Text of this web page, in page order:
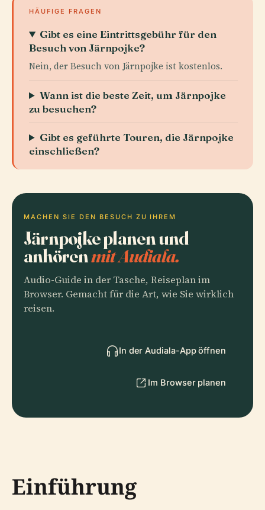
HÄUFIGE FRAGEN
Gibt es eine Eintrittsgebühr für den
Besuch von Järnpojke?
Nein, der Besuch von Järnpojke ist kostenlos.
Wann ist die beste Zeit, um Järnpojke
zu besuchen?
Gibt es geführte Touren, die Järnpojke
einschließen?
MACHEN SIE DEN BESUCH ZU IHREM
Järnpojke planen und
anhörenmit Audiala.
Audio-Guide in der Tasche, Reiseplan im
Browser. Gemacht für die Art, wie Sie wirklich
reisen.
In der Audiala-App öffnen
Im Browser planen
Einführung